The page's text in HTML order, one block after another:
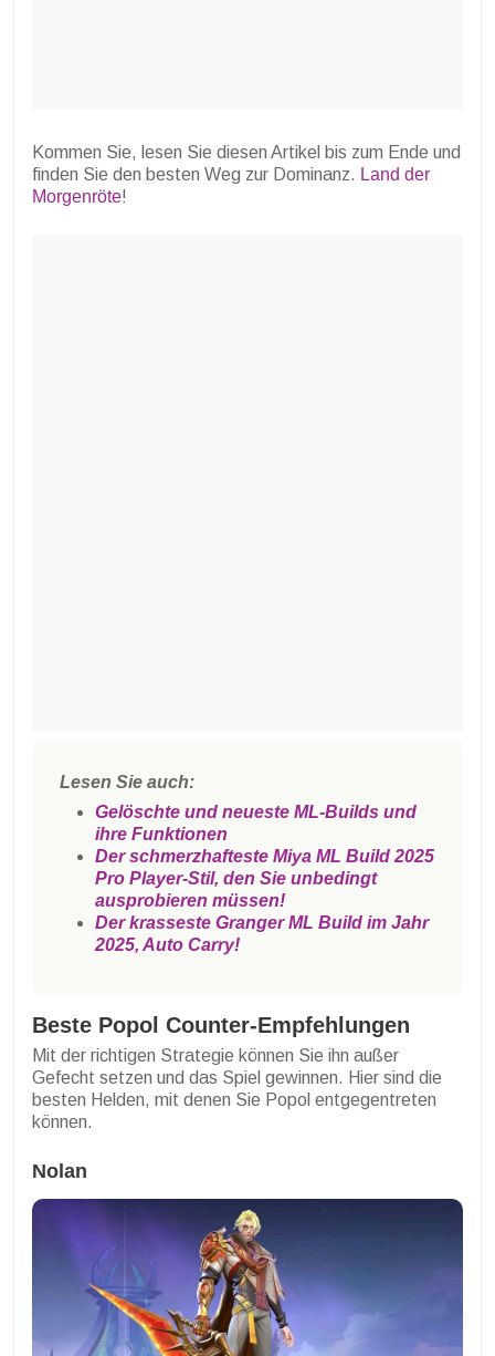
Kommen Sie, lesen Sie diesen Artikel bis zum Ende und
finden Sie den besten Weg zur Dominanz. Land der
Morgenröte!
Lesen Sie auch:
Gelöschte und neueste ML-Builds und
ihre Funktionen
Der schmerzhafteste Miya ML Build 2025
Pro Player-Stil, den Sie unbedingt
ausprobieren müssen!
Der krasseste Granger ML Build im Jahr
2025, Auto Carry!
Beste Popol Counter-Empfehlungen
Mit der richtigen Strategie können Sie ihn außer
Gefecht setzen und das Spiel gewinnen. Hier sind die
besten Helden, mit denen Sie Popol entgegentreten
können.
Nolan